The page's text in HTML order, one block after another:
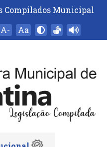
Compilados Municipal
A- Aa